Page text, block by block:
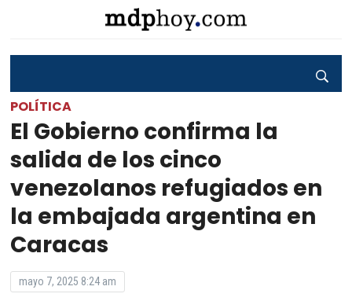
POLÍTICA
El Gobierno confirma la
salida de los cinco
venezolanos refugiados en
la embajada argentina en
Caracas
mayo 7, 2025 8:24 am